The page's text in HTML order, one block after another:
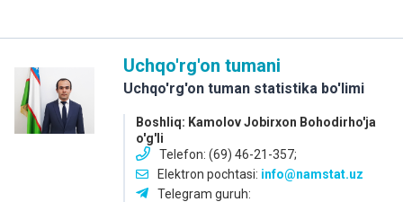
Uchqo'rg'on tumani
Uchqo'rg'on tuman statistika bo'limi
Boshliq: Kamolov Jobirxon Bohodirho'ja
o'g'li
Telefon: (69) 46-21-357;
Elektron pochtasi: info@namstat.uz
Telegram guruh: